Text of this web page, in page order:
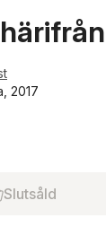
2017
Totalt antal
Slutsåld